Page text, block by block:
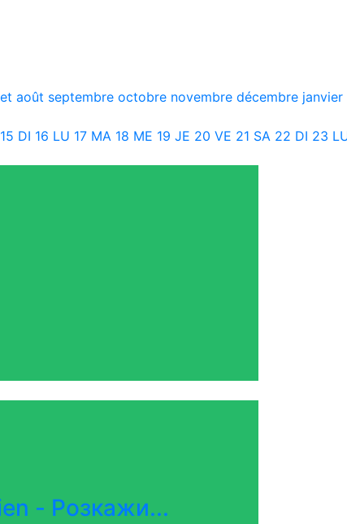
août septembre octobre novembre décembre janvier
15 DI 16 LU 17 MA 18 ME 19 JE 20 VE 21 SA 22 DI 23
- Розкажи...